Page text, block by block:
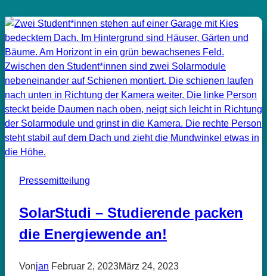
Pressemitteilung
SolarStudi – Studierende packen
die Energiewende an!
Vonjan Februar 2, 2023März 24, 2023